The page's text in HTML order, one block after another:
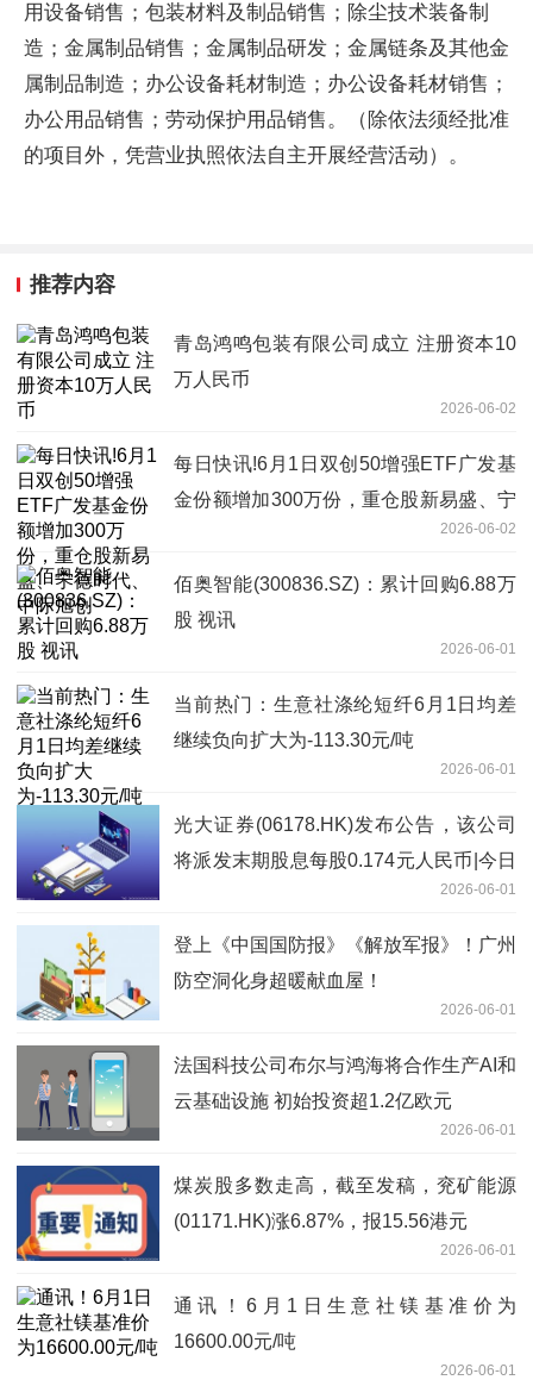
用设备销售；包装材料及制品销售；除尘技术装备制
造；金属制品销售；金属制品研发；金属链条及其他金
属制品制造；办公设备耗材制造；办公设备耗材销售；
办公用品销售；劳动保护用品销售。（除依法须经批准
的项目外，凭营业执照依法自主开展经营活动）。
推荐内容
青岛鸿鸣包装有限公司成立 注册资本10
万人民币
2026-06-02
每日快讯!6月1日双创50增强ETF广发基
金份额增加300万份，重仓股新易盛、宁
2026-06-02
佰奥智能(300836.SZ)：累计回购6.88万
股 视讯
2026-06-01
当前热门：生意社涤纶短纤6月1日均差
继续负向扩大为-113.30元/吨
2026-06-01
光大证券(06178.HK)发布公告，该公司
将派发末期股息每股0.174元人民币|今日
2026-06-01
登上《中国国防报》《解放军报》！广州
防空洞化身超暖献血屋！
2026-06-01
法国科技公司布尔与鸿海将合作生产AI和
云基础设施 初始投资超1.2亿欧元
2026-06-01
煤炭股多数走高，截至发稿，兖矿能源
(01171.HK)涨6.87%，报15.56港元
2026-06-01
通讯！6月1日生意社镁基准价为
16600.00元/吨
2026-06-01